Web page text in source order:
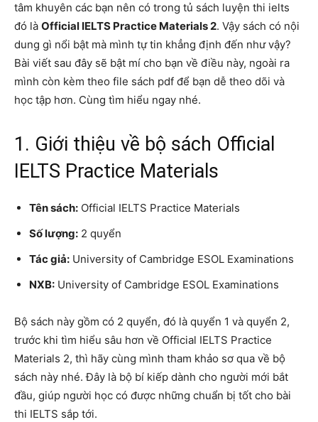
tâm khuyên các bạn nên có trong tủ sách luyện thi ielts
đó là Official IELTS Practice Materials 2. Vậy sách có nội
dung gì nổi bật mà mình tự tin khẳng định đến như vậy?
Bài viết sau đây sẽ bật mí cho bạn về điều này, ngoài ra
mình còn kèm theo file sách pdf để bạn dễ theo dõi và
học tập hơn. Cùng tìm hiểu ngay nhé.
1. Giới thiệu về bộ sách Official
IELTS Practice Materials
Tên sách: Official IELTS Practice Materials
Số lượng: 2 quyển
Tác giả: University of Cambridge ESOL Examinations
NXB: University of Cambridge ESOL Examinations
Bộ sách này gồm có 2 quyển, đó là quyển 1 và quyển 2,
trước khi tìm hiểu sâu hơn về Official IELTS Practice
Materials 2, thì hãy cùng mình tham khảo sơ qua về bộ
sách này nhé. Đây là bộ bí kiếp dành cho người mới bắt
đầu, giúp người học có được những chuẩn bị tốt cho bài
thi IELTS sắp tới.